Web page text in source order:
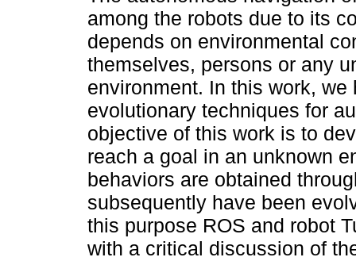
among the robots due to its
depends on environmental
themselves, persons or any
environment. In this work,
evolutionary techniques for
objective of this work is to
reach a goal in an unknown
behaviors are obtained
subsequently have been
this purpose ROS and robot
with a critical discussion of